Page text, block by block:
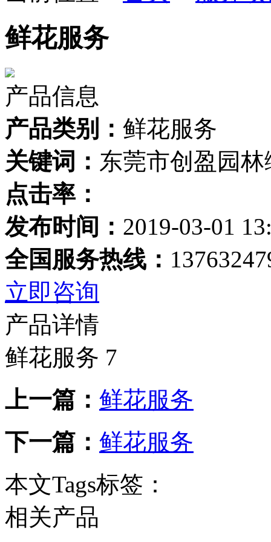
鲜花服务
产品信息
产品类别： 鲜花服务
关键词： 东莞市创盈园
点击率：
发布时间： 2019-03-01
全国服务热线：
立即咨询
产品详情
鲜花服务 7
上一篇： 鲜花服务
下一篇： 鲜花服务
本文Tags标签：
相关产品